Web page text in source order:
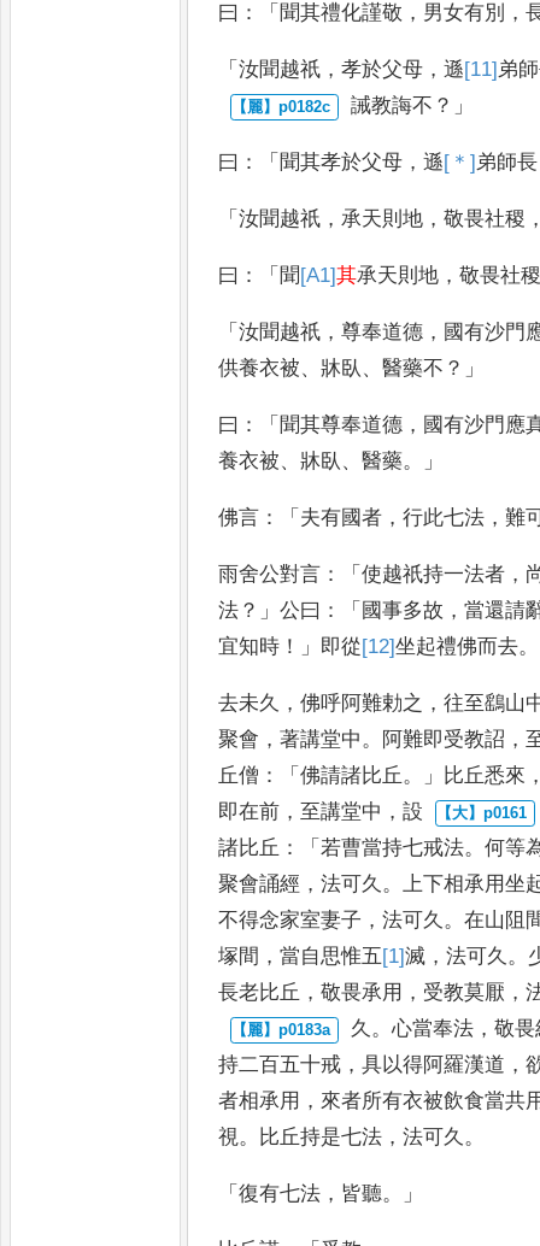
曰 ：「 聞其禮化謹敬 ， 男女有別 ，
「汝聞越祇 ，孝於父母 ，遜[11] 弟
誡教誨不 ？」
曰 ：「 聞其孝於父母 ，遜[＊] 弟師長
「汝聞越祇 ，承天則地 ，敬畏社稷
曰 ：「 聞 [A1]其承天則地 ，敬畏社
「汝聞越祇 ，尊奉道德 ， 國有沙門
供養衣被、牀臥 、醫藥不 ？」
曰 ：「 聞其尊奉道德 ， 國有沙門應
養衣被、牀臥 、醫藥。」
佛言 ：「 夫有國者 ，行此七法 ，難
雨舍公對言 ：「使越祇持一法者 ，
法 ？」公曰 ：「 國事多故 ，當還請
宜知時 ！」 即從[12]坐起禮佛而去。
去未久 ，佛呼阿難勅之 ，往至鷂山
聚會 ，著講堂中。 阿難即受教詔 ，
丘僧 ：「佛請諸比丘。」 比丘悉來
即在前 ， 至講堂中 ，設
諸比丘 ：「若曹當持七戒法。何等
聚會誦經 ，法可久。上下相承用坐
不得念家室妻子 ，法可久。在山阻
塚間 ，當自思惟五[1]滅 ，法可久。
長老比丘 ，敬畏承用 ， 受教莫厭 ，
久。心當奉法 ，敬
持二百五十戒 ，具以得阿羅漢道 ，
者相承用 ， 來者所有衣被飲食當共
視。 比丘持是七法 ，法可久。
「復有七法 ， 皆聽。」